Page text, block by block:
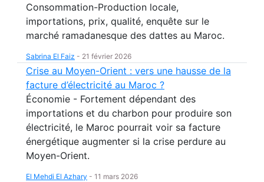
Consommation-Production locale,
importations, prix, qualité, enquête sur le
marché ramadanesque des dattes au Maroc.
Sabrina El Faiz - 21 février 2026
Crise au Moyen-Orient : vers une hausse de la
facture d’électricité au Maroc ?
Économie - Fortement dépendant des
importations et du charbon pour produire son
électricité, le Maroc pourrait voir sa facture
énergétique augmenter si la crise perdure au
Moyen-Orient.
El Mehdi El Azhary - 11 mars 2026